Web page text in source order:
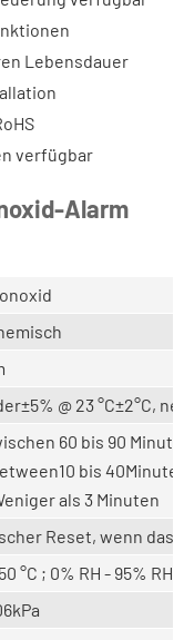
Lebensdauer
verfügbar
Alarm
±5% @ 23 °C±2°C,
60 bis 90 Minute
bis
als 3 Minuten
Reset, wenn das
50 °C ; 0% RH - 95%